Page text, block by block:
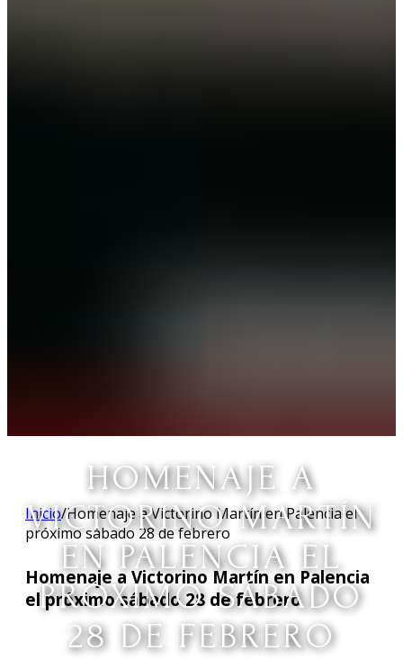
HOMENAJE A
VICTORINO MARTÍN
EN PALENCIA EL
PRÓXIMO SÁBADO
28 DE FEBRERO
Inicio/Homenaje a Victorino Martín en Palencia el
próximo sábado 28 de febrero
Homenaje a Victorino Martín en Palencia
el próximo sábado 28 de febrero